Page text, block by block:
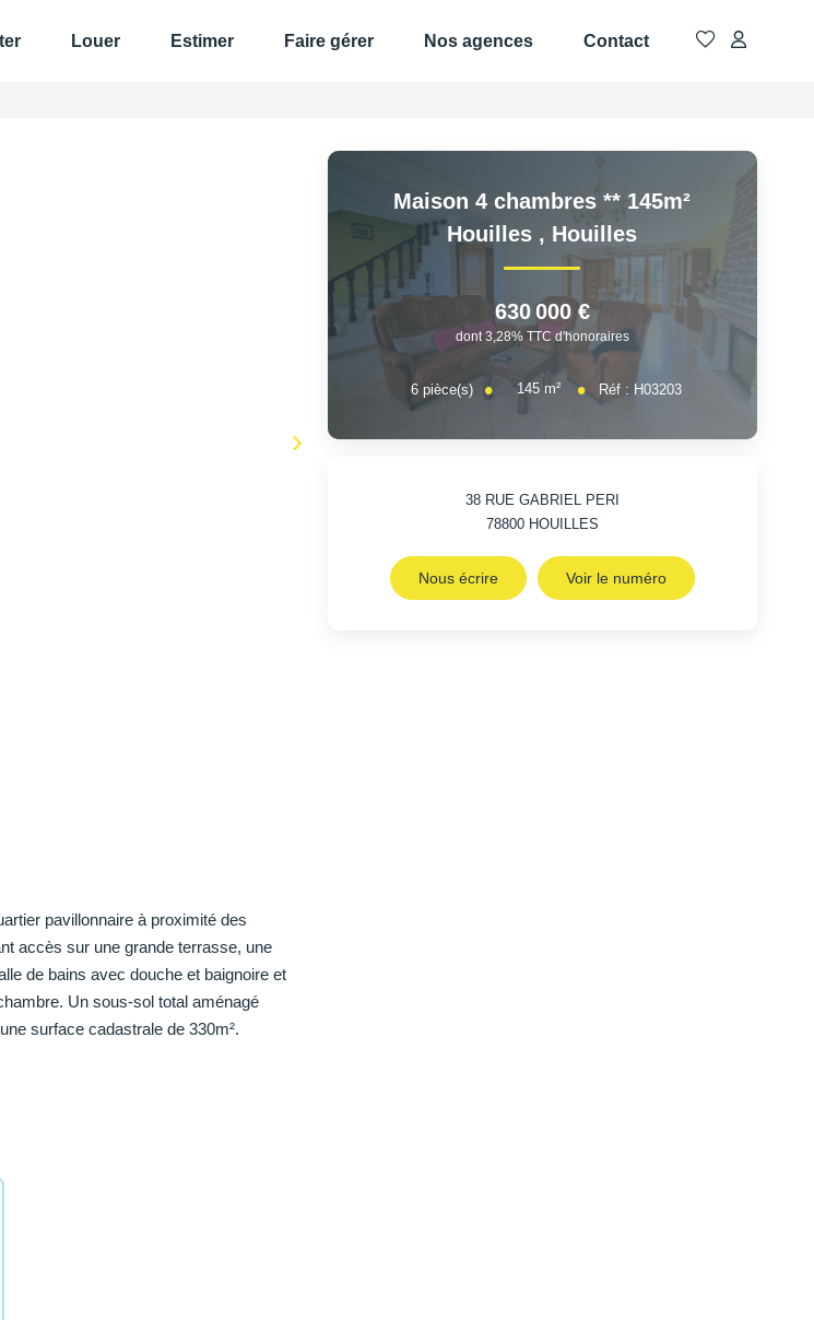
Louer Estimer Faire gérer Nos agences Contact
pavillonnaire à proximité des
accès sur une grande terrasse, une
de bains avec douche et baignoire et
Un sous-sol total aménagé
surface cadastrale de 330m².
Maison 4 chambres ** 145m²
Houilles , Houilles
630 000 €
dont 3,28% TTC d'honoraires
6pièce(s) 145m² Réf : H03203
38 RUE GABRIEL PERI
78800 HOUILLES
Nous écrire Voir le numéro